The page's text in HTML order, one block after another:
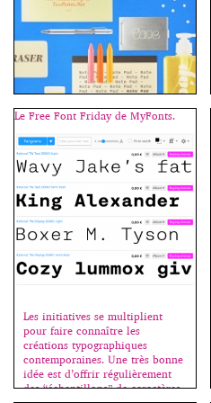
C’est avec cet ouvrage que
j’inaugure ma rubrique “des
livres”. Il n’est pas dans mon
intention de chroniquer toutes
les sorties en relation avec la
typographie, mais seulement les
indispensables, les nécessaires.
Moi-même, j’achète assez peu de
livres sur le sujet ; si beaucoup
année, assez peu sont
importants. Et c’est sur ceux-là
que […]
Le Free Font Friday de MyFonts.
Les initiatives se multiplient
pour faire connaître les
créations typographiques
contemporaines. Une très bonne
idée est d’offrir régulièrement
des “échantillons” de caractères